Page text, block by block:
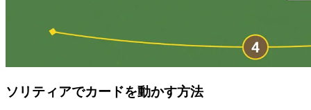
ソリティアでカードを動かす方法